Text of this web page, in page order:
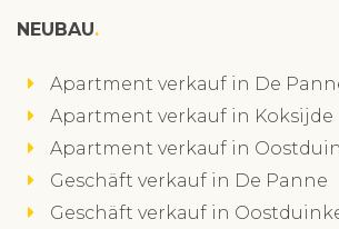
NEUBAU
Apartment verkauf in De
Apartment verkauf in Koksijde
Apartment verkauf in
Geschäft verkauf in De Panne
Geschäft verkauf in